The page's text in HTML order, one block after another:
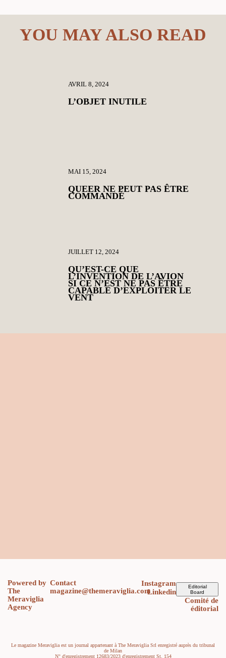
YOU MAY ALSO READ
AVRIL 8, 2024
L’OBJET INUTILE
MAI 15, 2024
QUEER NE PEUT PAS ÊTRE
COMMANDÉ
JUILLET 12, 2024
QU’EST-CE QUE
L’INVENTION DE L’AVION
SI CE N’EST NE PAS ÊTRE
CAPABLE D’EXPLOITER LE
VENT
Powered by
The
Meraviglia
Agency
Contact
magazine@themeraviglia.com
Instagram
Linkedin
Editorial
Board
Comité de
éditorial
Le magazine Meraviglia est un journal appartenant à The Meraviglia Srl enregistré auprès du tribunal
de Milan
N° d'enregistrement 12683/2023 d'enregistrement St. 154